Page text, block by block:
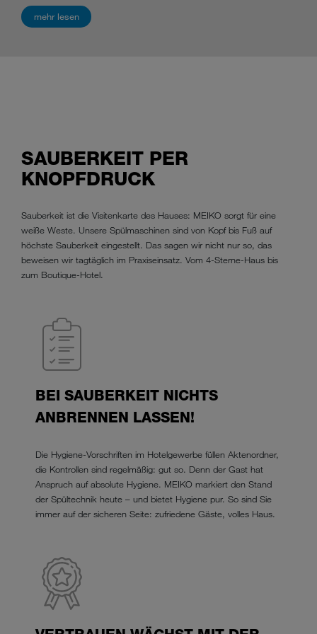
mehr lesen
mehr lesen
mehr lesen
SAUBERKEIT PER
KNOPFDRUCK
Sauberkeit ist die Visitenkarte des Hauses: MEIKO sorgt für eine
weiße Weste. Unsere Spülmaschinen sind von Kopf bis Fuß auf
höchste Sauberkeit eingestellt. Das sagen wir nicht nur so, das
beweisen wir tagtäglich im Praxiseinsatz. Vom 4-Sterne-Haus bis
zum Boutique-Hotel.
BEI SAUBERKEIT NICHTS
ANBRENNEN LASSEN!
Die Hygiene-Vorschriften im Hotelgewerbe füllen Aktenordner,
die Kontrollen sind regelmäßig: gut so. Denn der Gast hat
Anspruch auf absolute Hygiene. MEIKO markiert den Stand
der Spültechnik heute – und bietet Hygiene pur. So sind Sie
immer auf der sicheren Seite: zufriedene Gäste, volles Haus.